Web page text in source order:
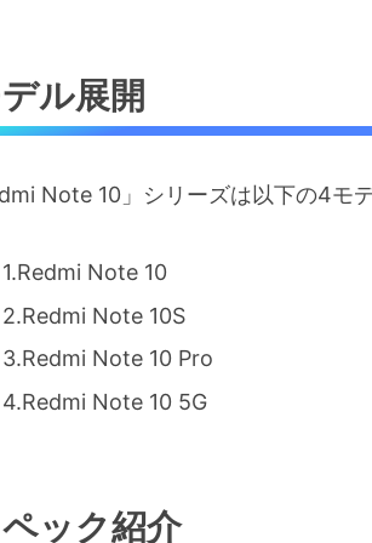
ル展開
Note 10」シリーズは以下の4モ
1.Redmi Note 10
2.Redmi Note 10S
3.Redmi Note 10 Pro
4.Redmi Note 10 5G
ック紹介